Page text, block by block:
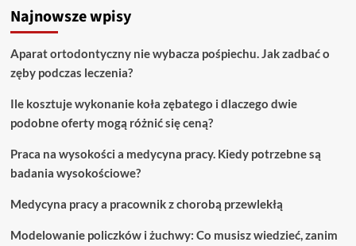
Najnowsze wpisy
Aparat ortodontyczny nie wybacza pośpiechu. Jak zadbać o
zęby podczas leczenia?
Ile kosztuje wykonanie koła zębatego i dlaczego dwie
podobne oferty mogą różnić się ceną?
Praca na wysokości a medycyna pracy. Kiedy potrzebne są
badania wysokościowe?
Medycyna pracy a pracownik z chorobą przewlekłą
Modelowanie policzków i żuchwy: Co musisz wiedzieć, zanim